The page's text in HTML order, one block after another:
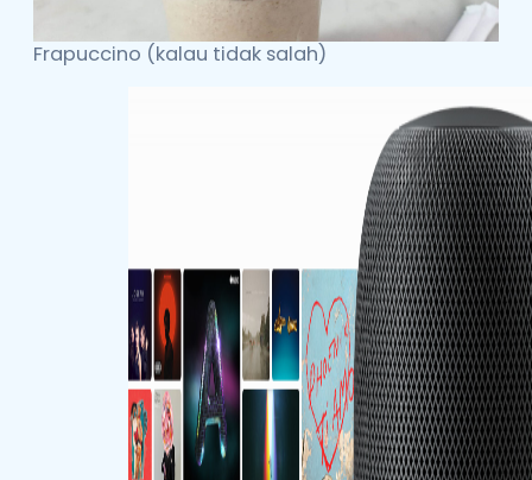
Frapuccino (kalau tidak salah)